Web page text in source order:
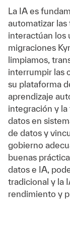
La IA es
automatizar las
interactúan los
migraciones
limpiamos,
interrumpir las
su plataforma
aprendizaje
integración y
datos en
de datos y
gobierno
buenas
datos e IA,
tradicional y la
rendimiento y